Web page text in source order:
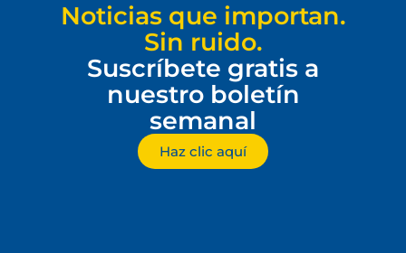
Noticias que importan.
Sin ruido.
Suscríbete gratis a
nuestro boletín
semanal
Haz clic aquí